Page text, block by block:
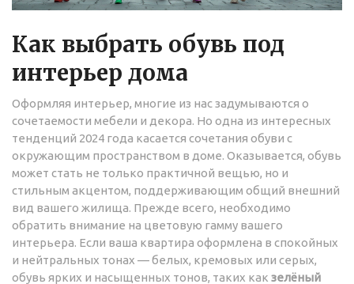
Как выбрать обувь под
интерьер дома
Оформляя интерьер, многие из нас задумываются о
сочетаемости мебели и декора. Но одна из интересных
тенденций 2024 года касается сочетания обуви с
окружающим пространством в доме. Оказывается, обувь
может стать не только практичной вещью, но и
стильным акцентом, поддерживающим общий внешний
вид вашего жилища. Прежде всего, необходимо
обратить внимание на цветовую гамму вашего
интерьера. Если ваша квартира оформлена в спокойных
и нейтральных тонах — белых, кремовых или серых,
обувь ярких и насыщенных тонов, таких как зелёный